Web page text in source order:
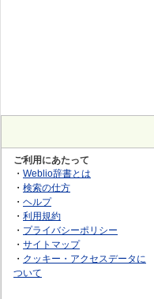
ご利用にあたって
・ Weblio辞書とは
・ 検索の仕方
・ ヘルプ
・ 利用規約
・ プライバシーポリシー
・ サイトマップ
・ クッキー・アクセスデータに
ついて